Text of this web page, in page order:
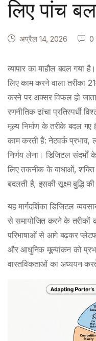
लिए पांच
अनुकूलित
अप्रैल 14, 2026 0
व्यापार का माहौल बदल गया
लिए काम करने वाला तरीका
करने पर अक्सर विफल हो जाता
रणनीतिक ढांचा प्रतिस्पर्धी
मूल्य निर्माण के तरीके बदल
काम करती हैं: नेटवर्क
निर्णय लेना। डिजिटल
लिए तकनीक के बाधाओं,
बदलती है, इसकी सूक्ष्म बुद्धि
यह मार्गदर्शिका डिजिटल
से समायोजित करने के तरीकों
परिभाषाओं से आगे बढ़कर
और आधुनिक मूल्यांकन को
वास्तविकताओं का अध्ययन